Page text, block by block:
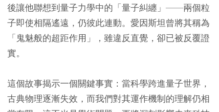
後讓他聯想到量子力學中的「量子糾纏」——兩個粒
子即使相隔遙遠，仍彼此連動。愛因斯坦曾將其稱為
「鬼魅般的超距作用」，雖違反直覺，卻已被反覆證
實。
這個故事揭示一個關鍵事實：當科學跨進量子世界，
古典物理逐漸失效，而我們對其運作機制的理解仍相